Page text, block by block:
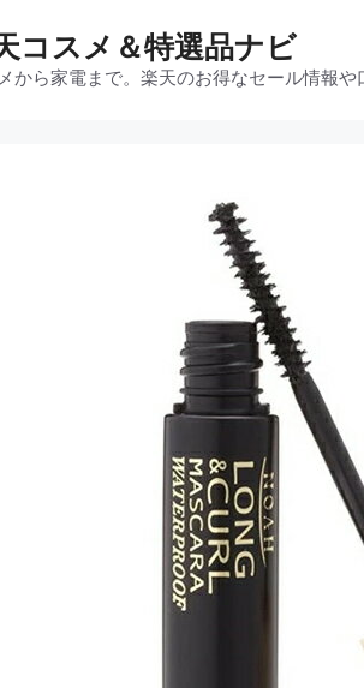
コスメ＆特選品ナビ
から家電まで。楽天のお得なセール情報